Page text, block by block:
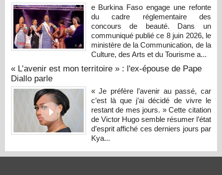
e Burkina Faso engage une refonte
du cadre réglementaire des
concours de beauté. Dans un
communiqué publié ce 8 juin 2026, le
ministère de la Communication, de la
Culture, des Arts et du Tourisme a...
« L’avenir est mon territoire » : l'ex-épouse de Pape
Diallo parle
« Je préfère l’avenir au passé, car
c’est là que j’ai décidé de vivre le
restant de mes jours. » Cette citation
de Victor Hugo semble résumer l’état
d’esprit affiché ces derniers jours par
Kya...